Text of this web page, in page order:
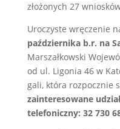
złożonych 27
Uroczyste wręczenie
października b.r. na
Marszałkowski
od ul. Ligonia 46 w
gali, która rozpocznie
zainteresowane
telefoniczny: 32 730